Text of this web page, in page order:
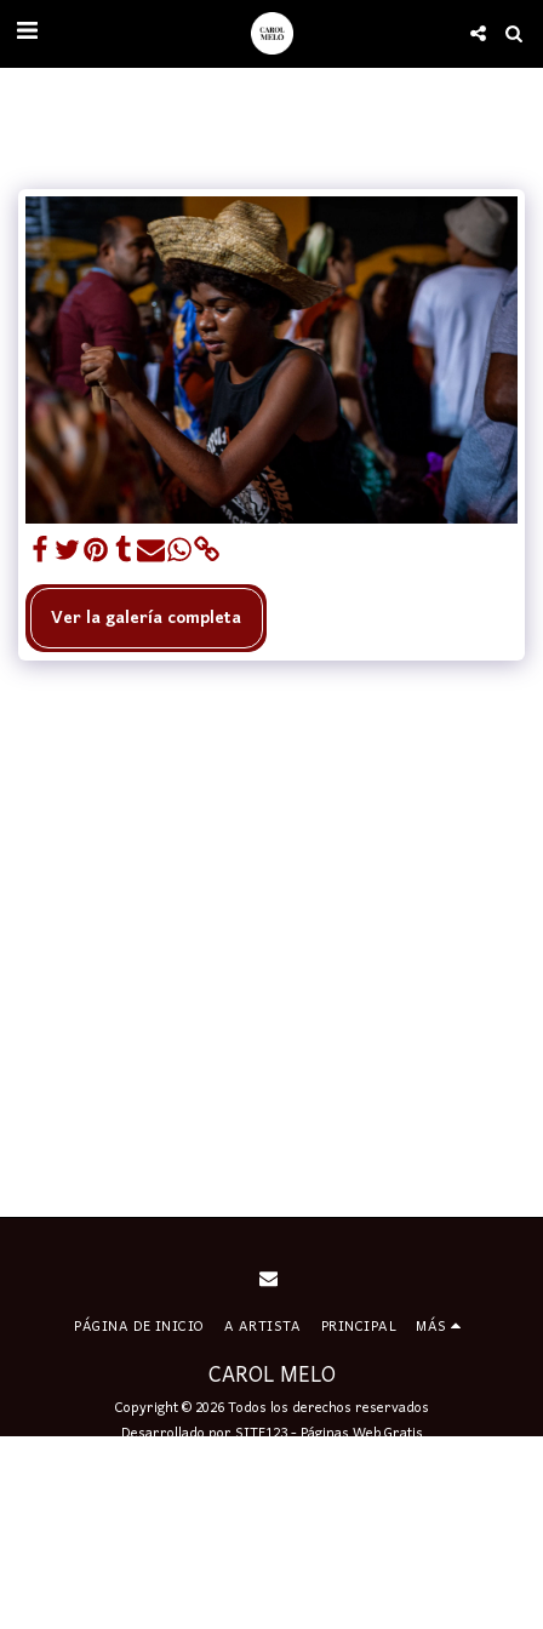
Ver la galería completa
CAROL MELO
Copyright © 2026 Todos los derechos reservados
Desarrollado porSITE123-Páginas Web Gratis
PÁGINA DE INICIO A ARTISTA PRINCIPAL MÁS